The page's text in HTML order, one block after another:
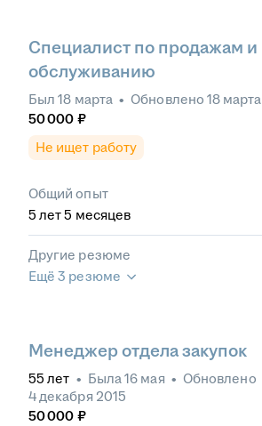
Специалист по продажам и
обслуживанию
Был 18 марта • Обновлено 18 марта
50 000 ₽
Не ищет работу
Общий опыт
5 лет 5 месяцев
Другие резюме
Ещё 3 резюме
Менеджер отдела закупок
55 лет • Была16 мая • Обновлено
4 декабря 2015
50 000 ₽